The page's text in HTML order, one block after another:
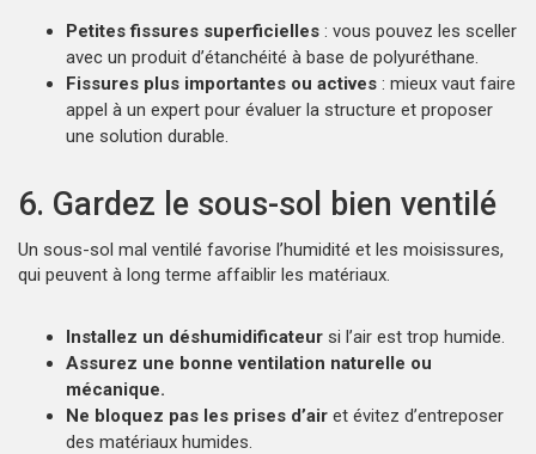
Petites fissures superficielles : vous pouvez les sceller
avec un produit d’étanchéité à base de polyuréthane.
Fissures plus importantes ou actives : mieux vaut faire
appel à un expert pour évaluer la structure et proposer
une solution durable.
6. Gardez le sous-sol bien ventilé
Un sous-sol mal ventilé favorise l’humidité et les moisissures,
qui peuvent à long terme affaiblir les matériaux.
Installez un déshumidificateur si l’air est trop humide.
Assurez une bonne ventilation naturelle ou
mécanique.
Ne bloquez pas les prises d’air et évitez d’entreposer
des matériaux humides.